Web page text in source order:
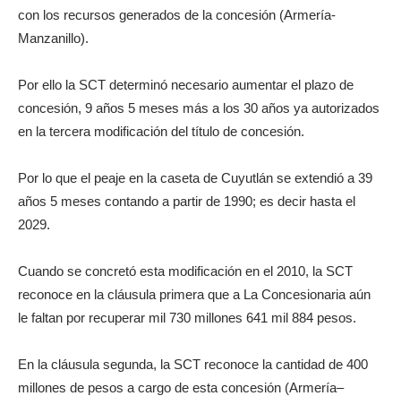
con los recursos generados de la concesión (Armería-
Manzanillo).
Por ello la SCT determinó necesario aumentar el plazo de
concesión, 9 años 5 meses más a los 30 años ya autorizados
en la tercera modificación del título de concesión.
Por lo que el peaje en la caseta de Cuyutlán se extendió a 39
años 5 meses contando a partir de 1990; es decir hasta el
2029.
Cuando se concretó esta modificación en el 2010, la SCT
reconoce en la cláusula primera que a La Concesionaria aún
le faltan por recuperar mil 730 millones 641 mil 884 pesos.
En la cláusula segunda, la SCT reconoce la cantidad de 400
millones de pesos a cargo de esta concesión (Armería–